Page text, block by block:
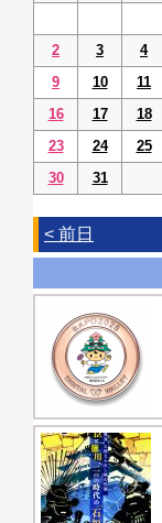
2
3 4
9
10 11
16
17 18
23
24 25
30
31
< 前日